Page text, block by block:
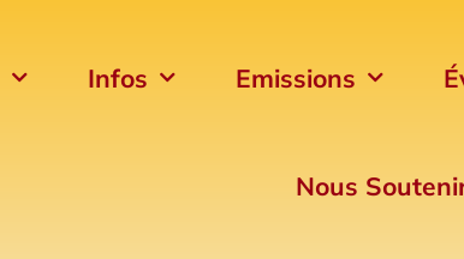
Infos Emissions
Nous